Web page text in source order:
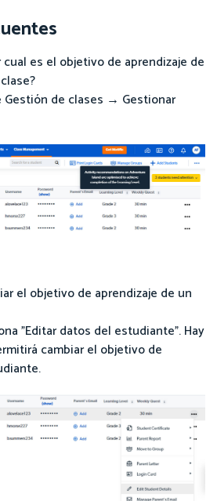
cual es el objetivo de aprendizaje de
Gestión de clases → Gestionar
el objetivo de aprendizaje de un
"Editar datos del estudiante". Hay
cambiar el objetivo de